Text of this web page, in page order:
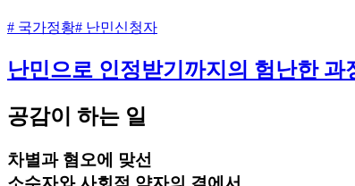
# 국가정황# 난민신청자
난민으로 인정받기까지의 험난한 과
공감이 하는 일
차별과 혐오에 맞선